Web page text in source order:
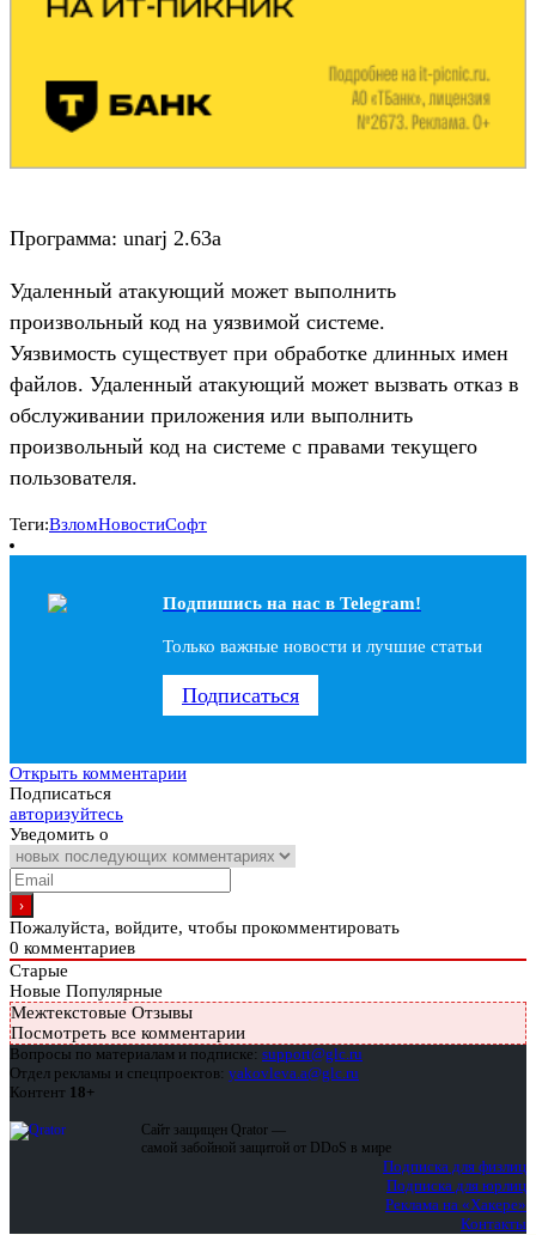
Программа: unarj 2.63a
Удаленный атакующий может выполнить
произвольный код на уязвимой системе.
Уязвимость существует при обработке длинных имен
файлов. Удаленный атакующий может вызвать отказ в
обслуживании приложения или выполнить
произвольный код на системе с правами текущего
пользователя.
Теги:ВзломНовостиСофт
Подпишись на наc в Telegram!
Только важные новости и лучшие статьи
Подписаться
Открыть комментарии
Подписаться
авторизуйтесь
Уведомить о
Пожалуйста, войдите, чтобы прокомментировать
0 комментариев
Старые
Новые Популярные
Межтекстовые Отзывы
Посмотреть все комментарии
Вопросы по материалам и подписке: support@glc.ru
Отдел рекламы и спецпроектов: yakovleva.a@glc.ru
Контент 18+
Сайт защищен Qrator —
самой забойной защитой от DDoS в мире
Подписка для физлиц
Подписка для юрлиц
Реклама на «Хакере»
Контакты